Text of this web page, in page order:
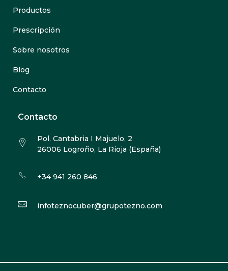
Productos
Prescripción
Sobre nosotros
Blog
Contacto
Contacto
Pol. Cantabria I Majuelo, 2
26006 Logroño, La Rioja (España)
+34 941 260 846
infoteznocuber@grupotezno.com